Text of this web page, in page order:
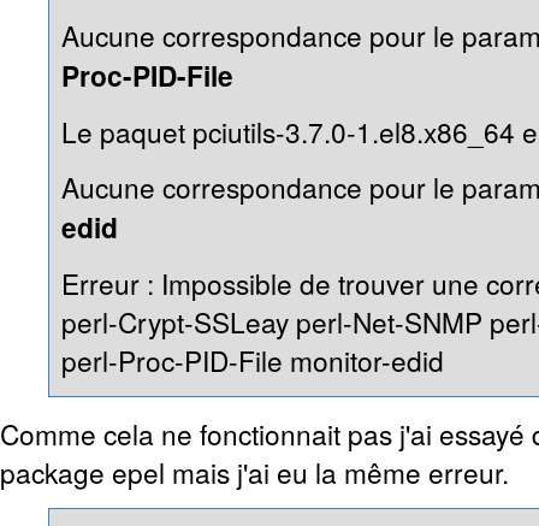
Aucune correspondance pour le
Proc-PID-File
Le paquet pciutils-3.7.0-1.el8.x86_64
Aucune correspondance pour le
edid
Erreur : Impossible de trouver une
perl-Crypt-SSLeay perl-Net-SNMP
perl-Proc-PID-File monitor-edid
Comme cela ne fonctionnait pas j'ai essayé
package epel mais j'ai eu la même erreur.